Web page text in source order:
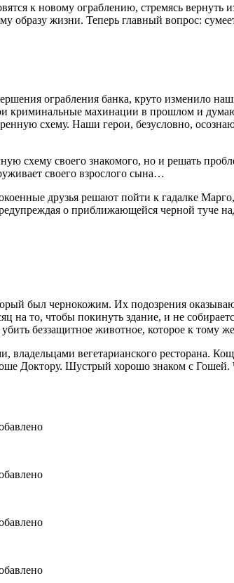
к новому ограблению, стремясь
образу жизни. Теперь главный вопрос:
ограбления банка, круто
махинации в прошлом и
схему. Наши герои, безусловно,
схему своего знакомого, но и решать
своего взрослого сына…
друзья решают пойти к гадалке
о приближающейся черной туче
был чернокожим. Их подозрения
то, чтобы покинуть здание, и не
беззащитное животное, которое к тому
владельцами вегетарианского ресторана.
Доктору. Шустрый хорошо знаком с